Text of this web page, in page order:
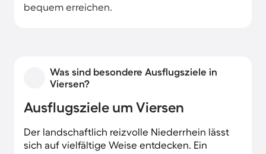
bequem erreichen.
Was sind besondere Ausflugsziele in
Viersen?
Ausflugsziele um Viersen
Der landschaftlich reizvolle Niederrhein lässt
sich auf vielfältige Weise entdecken. Ein